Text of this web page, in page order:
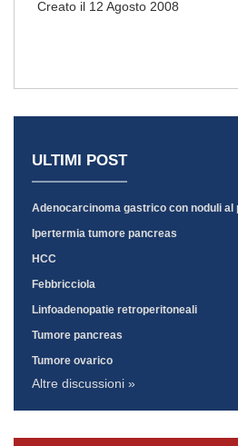
Creato il 12 Agosto 2008
ULTIMI POST
Adenocarcinoma gastrico con noduli al
Ipertermia tumore pancreas
HCC
Febbricciola
Linfoadenopatie retroperitoneali
Tumore pancreas
Tumore ovarico
Altre discussioni »